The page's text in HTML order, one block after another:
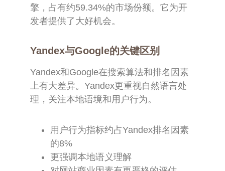
擎，占有约59.34%的市场份额。它为开
发者提供了大好机会。
Yandex与Google的关键区别
Yandex和Google在搜索算法和排名因素
上有大差异。Yandex更重视自然语言处
理，关注本地语境和用户行为。
用户行为指标约占Yandex排名因素
的8%
更强调本地语义理解